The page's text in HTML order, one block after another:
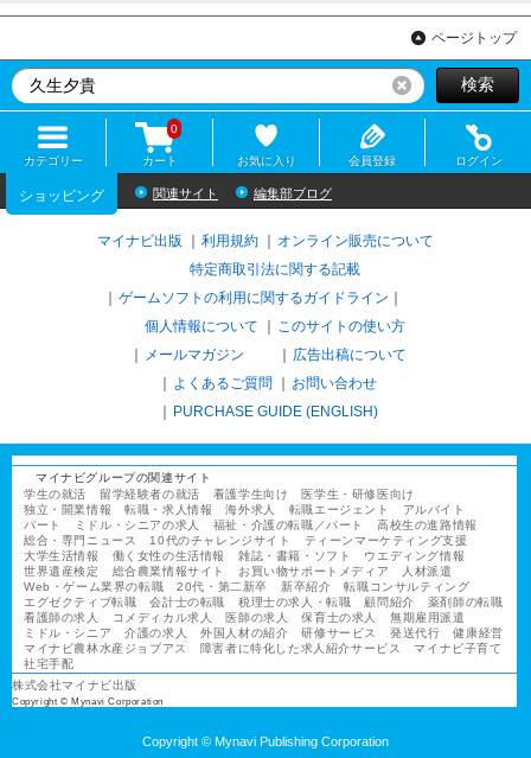
ページトップ
リセット検索
カテゴリー カート
0
お気に入り 会員登録 ログイン
ショッピング 関連サイト 編集部ブログ
マイナビ出版 利用規約
オンライン販売について
特定商取引法に関する記載
ゲームソフトの利用に関するガイドライン
個人情報について
このサイトの使い方
メールマガジン
広告出稿について
よくあるご質問
お問い合わせ
PURCHASE GUIDE (ENGLISH)
マイナビグループの関連サイト
学生の就活
留学経験者の就活 看護学生向け
医学生・研修医向け
独立・開業情報
転職・求人情報 海外求人 転職エージェント
アルバイト
パート
ミドル・シニアの求人 福祉・介護の転職／パート
高校生の進路情報
総合・専門ニュース
10代のチャレンジサイト
ティーンマーケティング支援
大学生活情報
働く女性の生活情報 雑誌・書籍・ソフト
ウエディング情報
世界遺産検定
総合農業情報サイト お買い物サポートメディア
人材派遣
Web・ゲーム業界の転職
20代・第二新卒 新卒紹介
転職コンサルティング
エグゼクティブ転職
会計士の転職 税理士の求人・転職 顧問紹介
薬剤師の転職
看護師の求人
コメディカル求人 医師の求人 保育士の求人
無期雇用派遣
ミドル・シニア
介護の求人 外国人材の紹介 研修サービス 発送代行
健康経営
マイナビ農林水産ジョブアス
障害者に特化した求人紹介サービス
マイナビ子育て
社宅手配
株式会社マイナビ出版
Copyright © Mynavi Corporation
Copyright © Mynavi Publishing Corporation